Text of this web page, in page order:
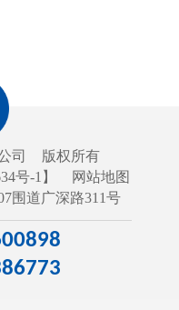
司
版权所有
号-1 】
网站地图
围道广深路311号